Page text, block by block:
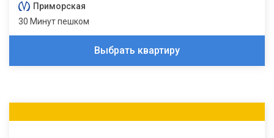
Приморская
30 Минут пешком
Выбрать квартиру